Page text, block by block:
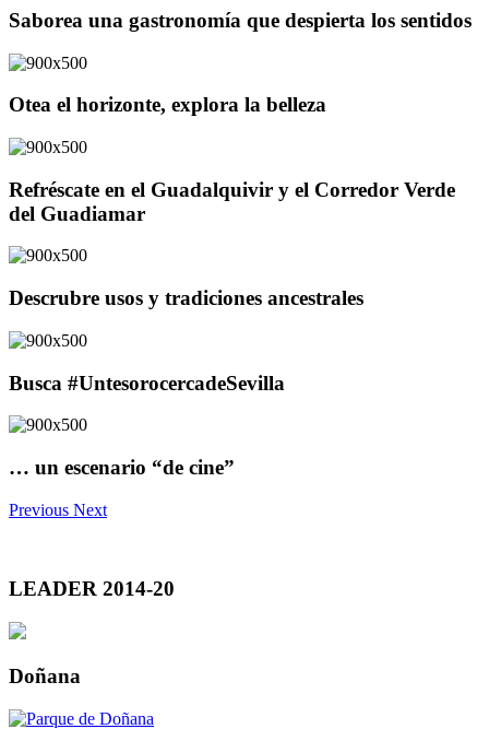
Saborea una gastronomía que despierta los sentidos
Otea el horizonte, explora la belleza
Refréscate en el Guadalquivir y el Corredor Verde
del Guadiamar
Descrubre usos y tradiciones ancestrales
Busca #UntesorocercadeSevilla
… un escenario “de cine”
Previous Next
LEADER 2014-20
Doñana